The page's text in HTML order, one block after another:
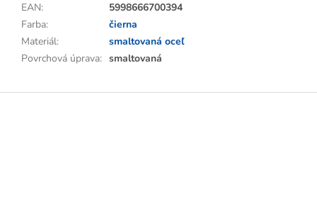
EAN:
5998666700394
Farba:
čierna
Materiál:
smaltovaná oceľ
Povrchová úprava: smaltovaná
Z